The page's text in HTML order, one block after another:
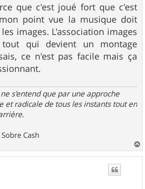
que c'est joué fort que c'est
point vue la musique doit
images. L'association images
qui devient un montage
ce n'est pas facile mais ça
s'entend que par une approche
et radicale de tous les instants tout en
.
Cash
a